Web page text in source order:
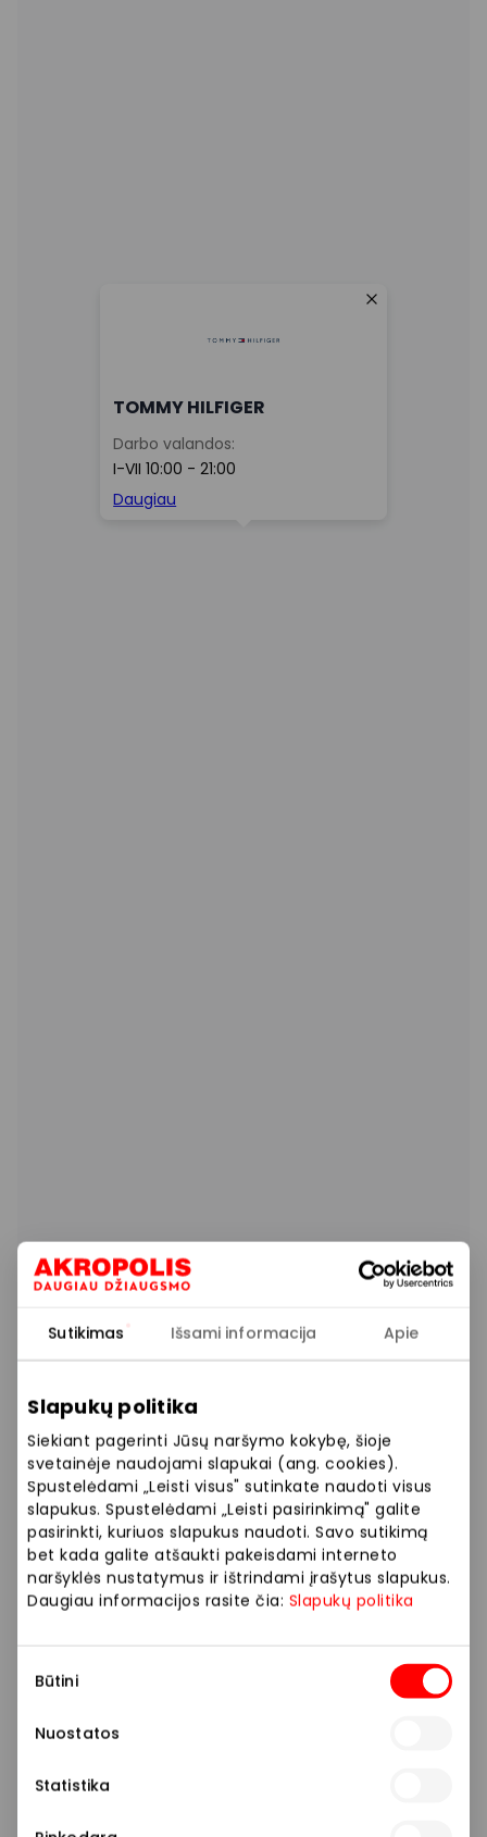
Sutikimas Išsami informacija Apie
Slapukų politika
Siekiant pagerinti Jūsų naršymo kokybę, šioje
svetainėje naudojami slapukai (ang. cookies).
Spustelėdami „Leisti visus" sutinkate naudoti visus
slapukus. Spustelėdami „Leisti pasirinkimą" galite
pasirinkti, kuriuos slapukus naudoti. Savo sutikimą
bet kada galite atšaukti pakeisdami interneto
naršyklės nustatymus ir ištrindami įrašytus slapukus.
Daugiau informacijos rasite čia: Slapukų politika
pasirinkimas
Būtini
Nuostatos
Statistika